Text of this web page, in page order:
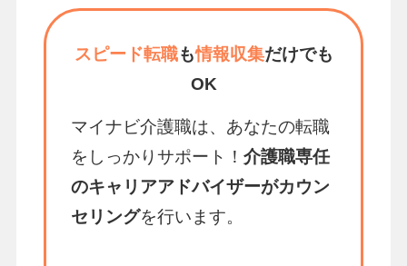
スピード転職も情報収集だけでも
OK
マイナビ介護職は、あなたの転職
をしっかりサポート！ 介護職専任
のキャリアアドバイザーがカウン
セリングを行います。